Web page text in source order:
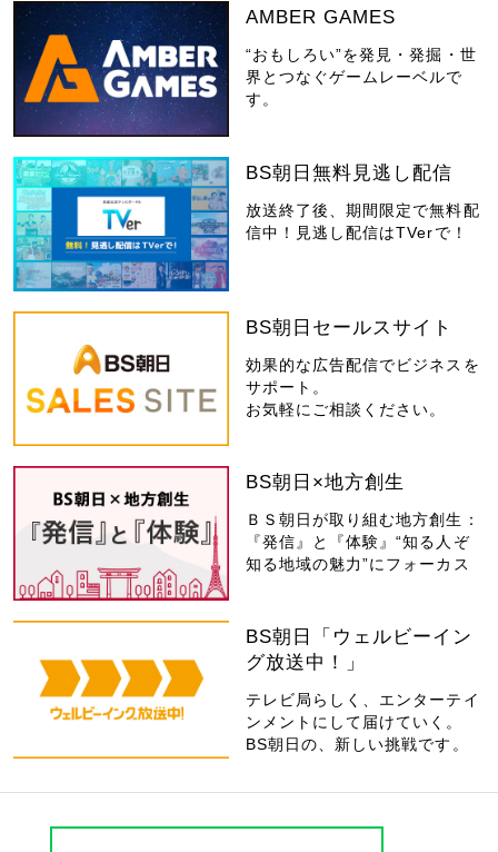
AMBER GAMES
“おもしろい”を発見・発掘・世
界とつなぐゲームレーベルで
す。
BS朝日無料見逃し配信
放送終了後、期間限定で無料配
信中！見逃し配信はTVerで！
BS朝日セールスサイト
効果的な広告配信でビジネスを
サポート。
お気軽にご相談ください。
BS朝日×地方創生
ＢＳ朝日が取り組む地方創生：
『発信』と『体験』“知る人ぞ
知る地域の魅力”にフォーカス
BS朝日「ウェルビーイン
グ放送中！」
テレビ局らしく、エンターテイ
ンメントにして届けていく。
BS朝日の、新しい挑戦です。